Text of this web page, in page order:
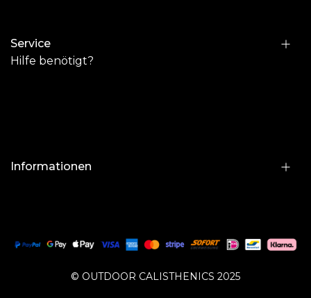
Service
Hilfe benötigt?
Informationen
© OUTDOOR CALISTHENICS 2025